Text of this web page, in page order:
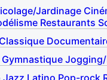
Jardinage
Restaurants
Classique
Gymnastique
Jazz Latino Pop-rock